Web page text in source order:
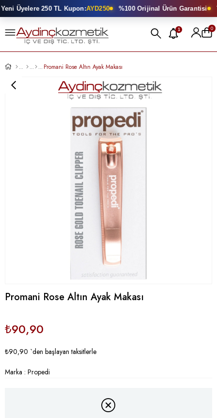
Üyelere 250 TL Kupon:AYD250 %100 Orijinal Ürün Garantisi
1 0
Promani Rose Altın Ayak Makası
Promani Rose Altın Ayak Makası
₺90,90
₺90,90 `den başlayan taksitlerle
Marka : Propedi